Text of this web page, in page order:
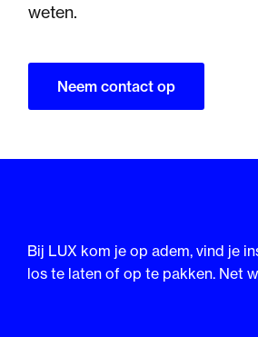
weten.
Neem contact op
Bij LUX kom je op adem, vind je
los te laten of op te pakken. Net